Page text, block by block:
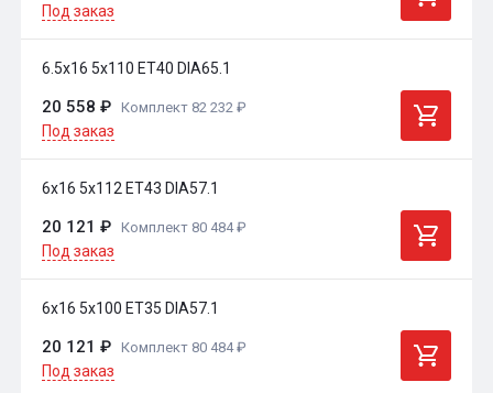
Под заказ
6.5x16 5x110 ET40 DIA65.1
20 558 ₽ Комплект 82 232 ₽
Под заказ
6x16 5x112 ET43 DIA57.1
20 121 ₽ Комплект 80 484 ₽
Под заказ
6x16 5x100 ET35 DIA57.1
20 121 ₽ Комплект 80 484 ₽
Под заказ